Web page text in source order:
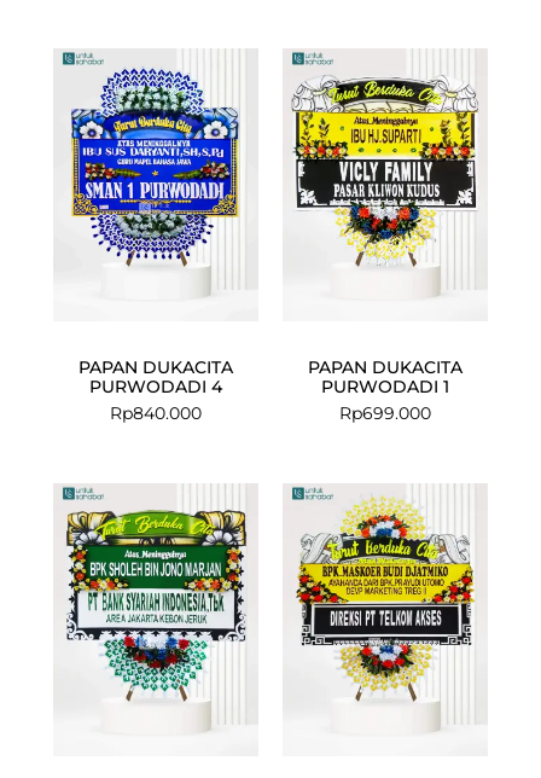
PAPAN DUKACITA
PURWODADI 4
Rp840.000
PAPAN DUKACITA
PURWODADI 1
Rp699.000
price
was:
Rp699.000.
price
is:
Rp675.000.